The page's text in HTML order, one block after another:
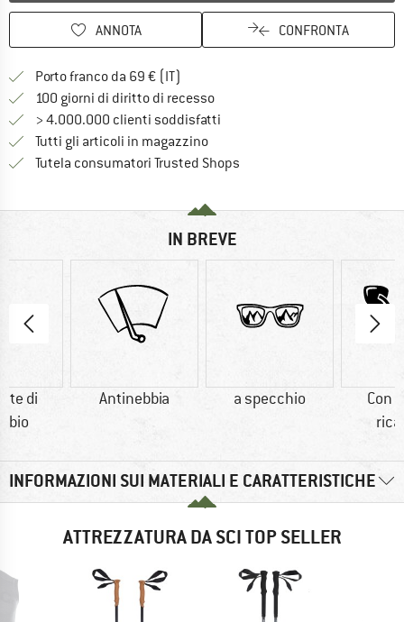
ANNOTA CONFRONTA
Porto franco da 69 € (IT)
100 giorni di diritto di recessoVai alla politica di recesso qui
> 4.000.000 clienti soddisfatti
Tutti gli articoli in magazzino
Tutela consumatori Trusted Shops
IN BREVE
di
Antinebbia a specchio
Con
INFORMAZIONI SUI MATERIALI E CARATTERISTICHE
ATTREZZATURA DA SCI TOP SELLER